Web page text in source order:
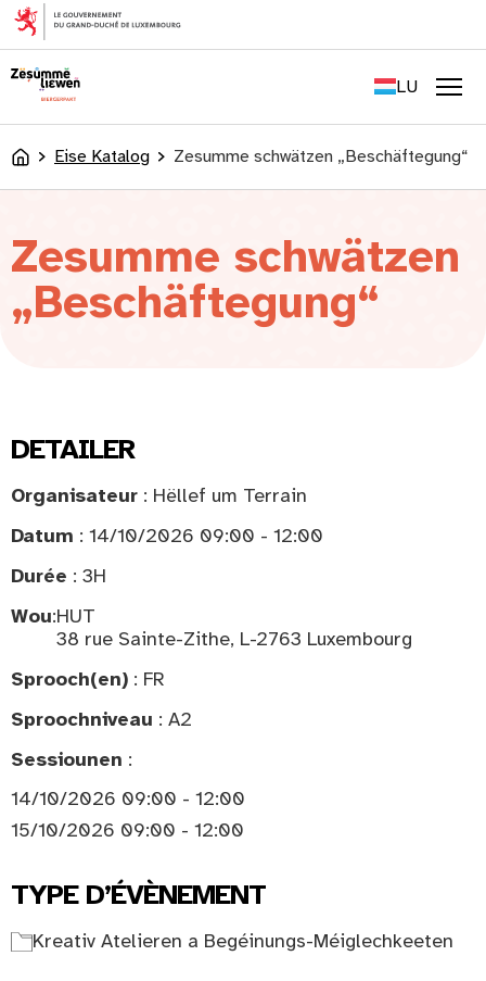
content
LU
DE
AccueilEise Katalog Zesumme schwätzen „Beschäftegung“
Zesumme schwätzen
„Beschäftegung“
DETAILER
Organisateur : Hëllef um Terrain
Datum : 14/10/2026 09:00 - 12:00
Durée : 3H
Wou:HUT
38 rue Sainte-Zithe, L-2763 Luxembourg
Sprooch(en) : FR
Sproochniveau : A2
Sessiounen :
14/10/2026 09:00 - 12:00
15/10/2026 09:00 - 12:00
TYPE D’ÉVÈNEMENT
Kreativ Atelieren a Begéinungs-Méiglechkeeten